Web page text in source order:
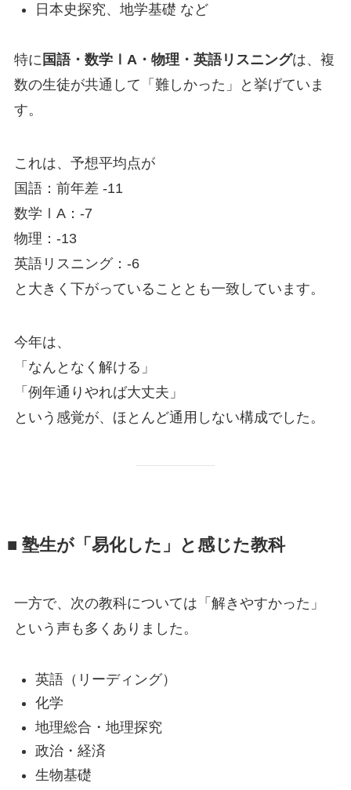
日本史探究、地学基礎 など
特に 国語・数学ⅠA・物理・英語リスニングは、複
数の生徒が共通して「難しかった」と挙げていま
す。
これは、予想平均点が
国語：前年差 -11
数学ⅠA：-7
物理：-13
英語リスニング：-6
と大きく下がっていることとも一致しています。
今年は、
「なんとなく解ける」
「例年通りやれば大丈夫」
という感覚が、ほとんど通用しない構成でした。
■ 塾生が「易化した」と感じた教科
一方で、次の教科については「解きやすかった」
という声も多くありました。
英語（リーディング）
化学
地理総合・地理探究
政治・経済
生物基礎